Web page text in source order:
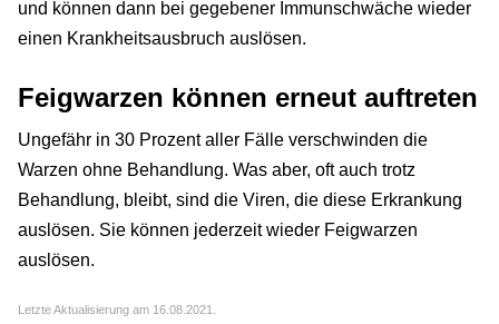
und können dann bei gegebener Immunschwäche wieder
einen Krankheitsausbruch auslösen.
Feigwarzen können erneut auftreten
Ungefähr in 30 Prozent aller Fälle verschwinden die
Warzen ohne Behandlung. Was aber, oft auch trotz
Behandlung, bleibt, sind die Viren, die diese Erkrankung
auslösen. Sie können jederzeit wieder Feigwarzen
auslösen.
Letzte Aktualisierung am 16.08.2021.